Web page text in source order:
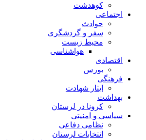
کوهدشت
اجتماعی
حوادث
سفر و گردشگری
محیط زیست
هواشناسی
اقتصادی
بورس
فرهنگی
ایثار شهادت
بهداشت
کرونا در لرستان
سیاسی و امنیتی
نظامی دفاعی
انتخابات لرستان